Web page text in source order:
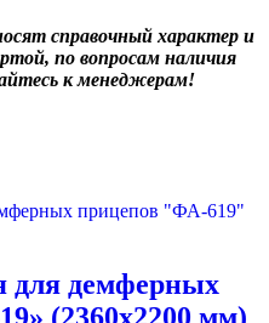
справочный характер и
по вопросам наличия
к менеджерам!
для демферных